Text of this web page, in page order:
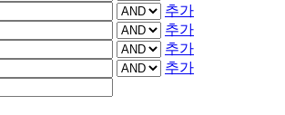
추가
추가
추가
추가